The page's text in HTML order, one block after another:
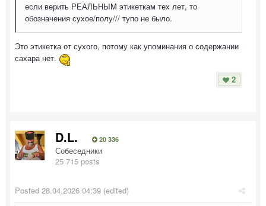
если верить РЕАЛЬНЫМ этикеткам тех лет, то
обозначения сухое/полу/// тупо не было.
Это этикетка от сухого, потому как упоминания о содержании
сахара нет.
2
D.L. 20 336
Собеседники
25 715 posts
Posted 28.04.2026 04:39 (edited)